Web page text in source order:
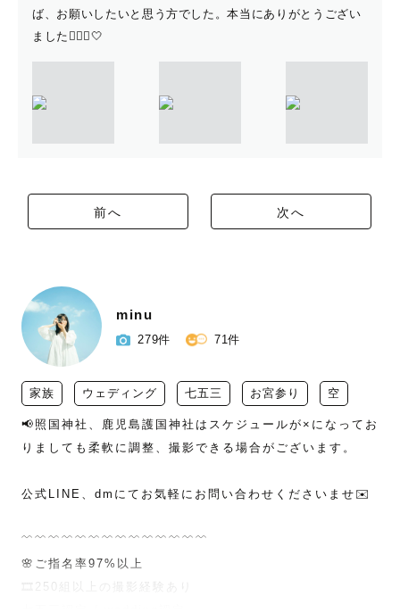
ば、お願いしたいと思う方でした。本当にありがとうござい
ました🙇🏻‍♀️🤍
前へ 次へ
minu
279件 71件
家族 ウェディング 七五三 お宮参り 空
📢照国神社、鹿児島護国神社はスケジュールが×になってお
りましても柔軟に調整、撮影できる場合がございます。
公式LINE、dmにてお気軽にお問い合わせくださいませ✉️
﹋﹋﹋﹋﹋﹋﹋﹋﹋﹋﹋﹋﹋﹋
🌸ご指名率97%以上
🎞️250組以上の撮影経験あり